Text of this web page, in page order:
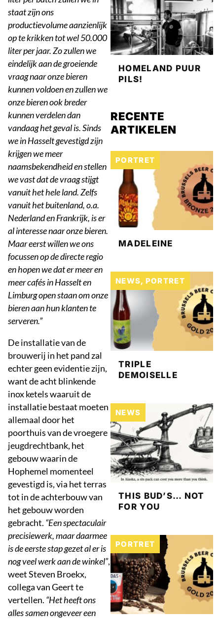
staat zijn ons
productievolume aanzienlijk
op te krikken tot wel 50.000
liter per jaar. Zo zullen we
eindelijk aan de groeiende
vraag naar onze bieren
kunnen voldoen en zullen we
onze bieren ook breder
kunnen verdelen dan
vandaag het geval is. Sinds
we in Hasselt gevestigd zijn
krijgen we meer
naamsbekendheid en stellen
we vast dat de vraag stijgt
vanuit het hele land. Zelfs
vanuit het buitenland, o.a.
Nederland en Frankrijk, is er
al interesse naar onze bieren.
Maar eerst willen we ons
focussen op de directe regio
en hopen we dat er meer en
meer cafés in Hasselt en
Limburg open staan om onze
bieren aan hun klanten te
serveren.”
De installatie van de
brouwerij in het pand zal
echter geen evidentie zijn,
want de acht blinkende
inox ketels waaruit de
installatie bestaat moeten
allemaal door het
poorthuis van de vroegere
jeugdrechtbank, het
gebouw waarin de
Hophemel momenteel
gevestigd is, via het terras
tot in de achterbouw van
het gebouw worden
gebracht. “Een spectaculair
precisiewerk, maar daarmee
is de eerste stap gezet al er is
nog veel werk aan de winkel”,
weet Steven Broekx,
collega van Geert te
vertellen. “Het heeft ons
alles samen ongeveer een
HOMELAND PUUR
PILS!
RECENTE
ARTIKELEN
PORTRET
MADELEINE
NEWS, PORTRET
TRIPLE
DEMOISELLE
NEWS
THIS BUD’S… NOT
FOR YOU
PORTRET